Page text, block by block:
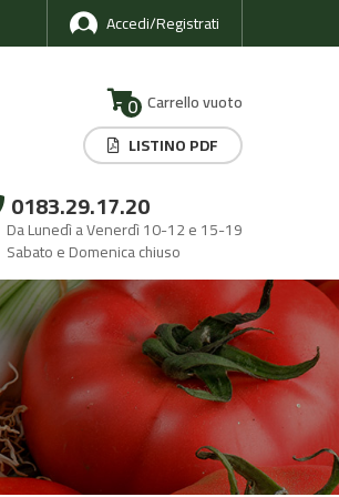
Accedi/Registrati
0 Carrello vuoto
LISTINO PDF
0183.29.17.20
Da Lunedì a Venerdì 10-12 e 15-19
Sabato e Domenica chiuso